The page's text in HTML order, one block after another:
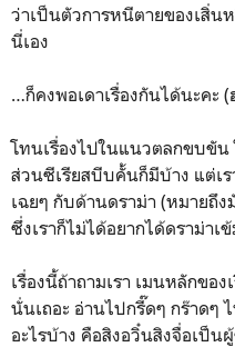
ว่าเป็นตัวการหนีตายของเสิ่น
นี่เอง
…ก็คงพอเดาเรื่องกันได้นะคะ (
โทนเรื่องไปในแนวตลกขบขัน
ส่วนซีเรียสบีบคั้นก็มีบ้าง แต่เร
เฉยๆ กับด้านดราม่า (หมายถึ
ซึ่งเราก็ไม่ได้อยากได้ดราม่า
เรื่องนี้ถ้าถามเรา เมนหลักขอ
นั่นเถอะ อ่านไปกรี๊ดๆ กร๊าดๆ
อะไรบ้าง คือสิงอวิ๋นสิงจื่อเป็